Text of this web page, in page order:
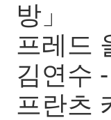
방」
프레드
김연수
프란츠